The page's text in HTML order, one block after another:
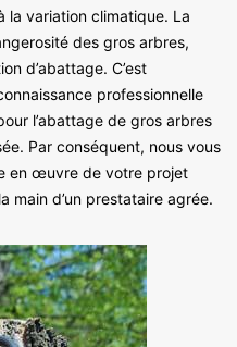
la variation climatique. La
des gros arbres,
d’abattage. C’est
professionnelle
l’abattage de gros arbres
Par conséquent, nous vous
en œuvre de votre projet
main d’un prestataire agrée.